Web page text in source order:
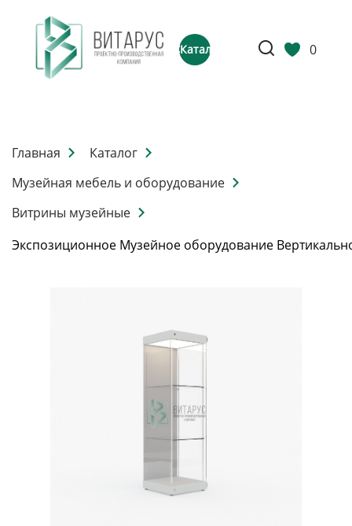
Каталог 0
Главная
Каталог
Музейная мебель и оборудование
Витрины музейные
Экспозиционное Музейное оборудование